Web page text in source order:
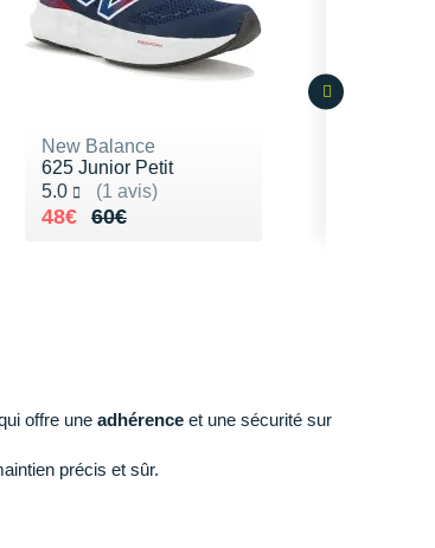
offre une adhérenceet une sécurité sur
précis et sûr.
New Balance
625 Junior Petit
5.0
(1 avis)
Noté 5.0 sur 5
60€
Au lieu de 60€
48€
Vendu 48€